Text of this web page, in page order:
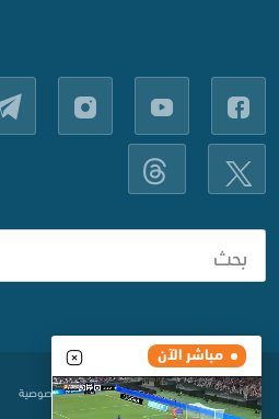
مباشر الآن
مركز المساعدة سياسة حماية الخصوصية